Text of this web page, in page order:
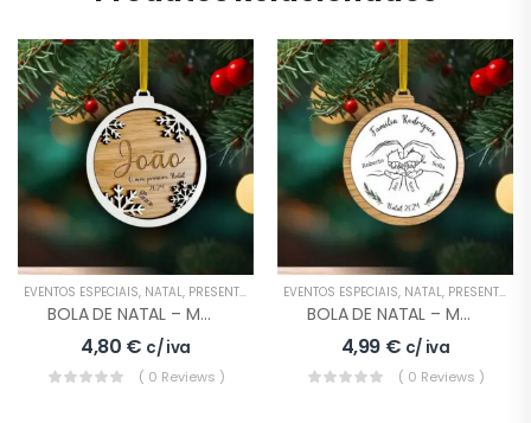
EVENTOS ESPECIAIS, NATAL, PRESENTES
BOLA DE NATAL – MODELO 7
4,80 € c/ iva
( 0 Reviews )
EVENTOS ESPECIAIS, NATAL, PRESENTES
BOLA DE NATAL – MODELO 6
4,99 € c/ iva
( 0 Reviews )